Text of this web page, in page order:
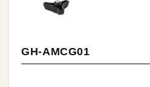
GH-AMCG01